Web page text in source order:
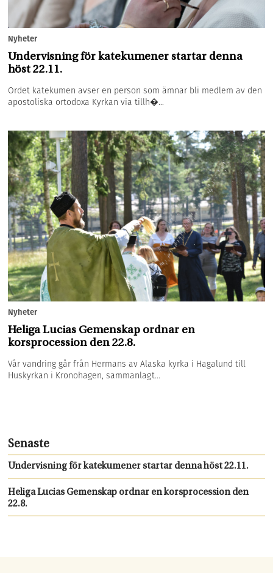
Nyheter
Undervisning för katekumener startar denna
höst 22.11.
Ordet katekumen avser en person som ämnar bli medlem av den
apostoliska ortodoxa Kyrkan via tillh�...
Nyheter
Heliga Lucias Gemenskap ordnar en
korsprocession den 22.8.
Vår vandring går från Hermans av Alaska kyrka i Hagalund till
Huskyrkan i Kronohagen, sammanlagt...
Senaste
Undervisning för katekumener startar denna höst 22.11.
Heliga Lucias Gemenskap ordnar en korsprocession den
22.8.